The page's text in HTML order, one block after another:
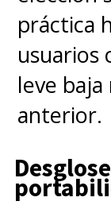
muy
tiene
menos
audio ni
práctica
usuarios
leve
anterior.